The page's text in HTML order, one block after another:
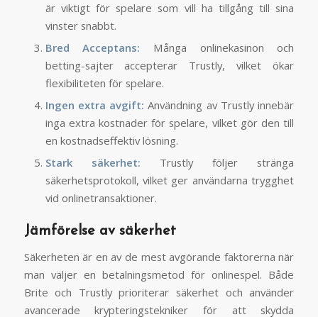
är viktigt för spelare som vill ha tillgång till sina
vinster snabbt.
Bred Acceptans: Många onlinekasinon och
betting-sajter accepterar Trustly, vilket ökar
flexibiliteten för spelare.
Ingen extra avgift: Användning av Trustly innebär
inga extra kostnader för spelare, vilket gör den till
en kostnadseffektiv lösning.
Stark säkerhet: Trustly följer stränga
säkerhetsprotokoll, vilket ger användarna trygghet
vid onlinetransaktioner.
Jämförelse av säkerhet
Säkerheten är en av de mest avgörande faktorerna när
man väljer en betalningsmetod för onlinespel. Både
Brite och Trustly prioriterar säkerhet och använder
avancerade krypteringstekniker för att skydda